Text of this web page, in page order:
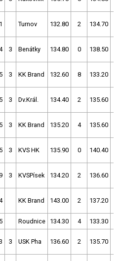
Turnov 132.80 2 134.70
3 Benátky 134.80 0 138.50
3 KK Brand 132.60 8 133.20
3 Dv.Král. 134.40 2 135.60
3 KK Brand 135.20 4 135.60
3 KVS HK 135.90 0 140.40
3 KVSPísek 134.20 2 136.60
KK Brand 143.00 2 137.20
Roudnice 134.30 4 133.30
3 USK Pha 136.60 2 135.70